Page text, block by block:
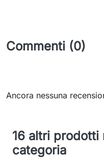
Commenti (0)
Ancora nessuna
16 altri prodotti
categoria